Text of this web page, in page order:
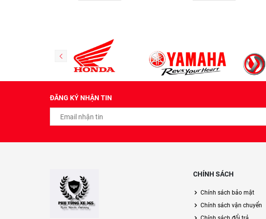
ĐĂNG KÝ NHẬN TIN
CHÍNH SÁCH
Chính sách bảo mật
Chính sách vận chuyển